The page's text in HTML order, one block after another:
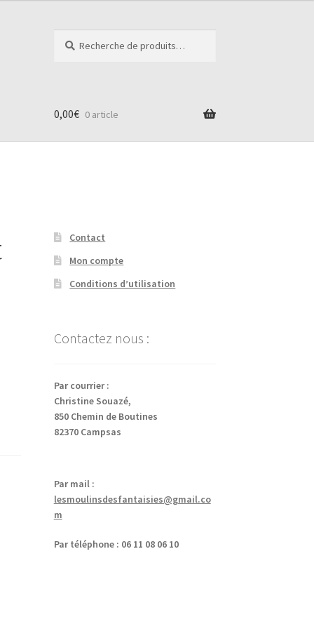
pour :
0,00€ 0 article
Contact
Mon compte
Conditions d’utilisation
Contactez nous :
Par courrier :
Christine Souazé,
850 Chemin de Boutines
82370 Campsas
Par mail :
lesmoulinsdesfantaisies@gmail.co
m
Par téléphone : 06 11 08 06 10